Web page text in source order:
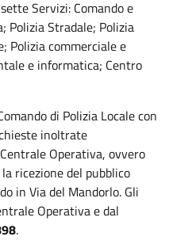
Servizi: Comando e
Polizia Stradale; Polizia
Polizia commerciale e
e informatica; Centro
di Polizia Locale con
inoltrate
Operativa, ovvero
ricezione del pubblico
in Via del Mandorlo. Gli
Operativa e dal
.